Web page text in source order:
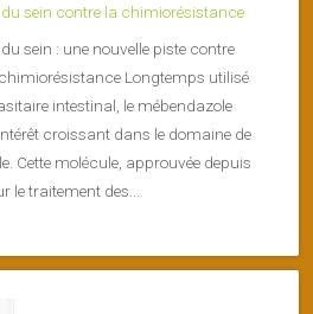
sein contre la chimiorésistance
sein : une nouvelle piste contre
Longtemps utilisé
intestinal, le mébendazole
croissant dans le domaine de
Cette molécule, approuvée depuis
le traitement des...